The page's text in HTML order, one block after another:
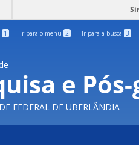
1 Ir para o menu 2 Ir para a busca 3
e
FEDERAL DE UBERLÂNDIA